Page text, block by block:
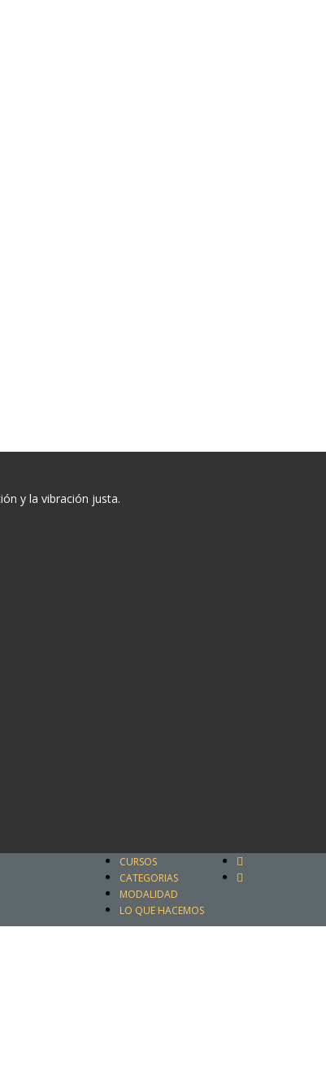
y la vibración justa.
CURSOS
CATEGORIAS
MODALIDAD
LO QUE HACEMOS